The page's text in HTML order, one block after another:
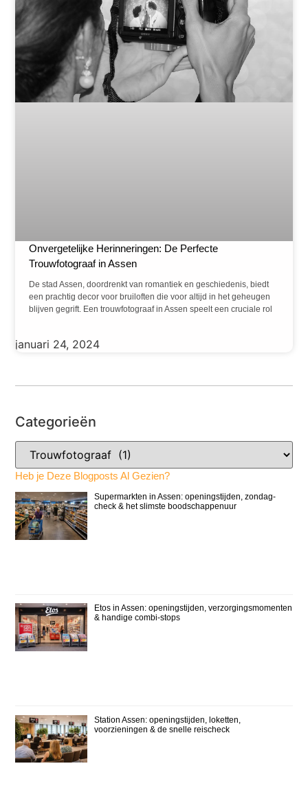
Categorieën
Heb je Deze Blogposts Al Gezien?
Supermarkten in Assen: openingstijden, zondag-
check & het slimste boodschappenuur
Etos in Assen: openingstijden, verzorgingsmomenten
& handige combi-stops
Station Assen: openingstijden, loketten,
voorzieningen & de snelle reischeck
Onvergetelijke Herinneringen: De Perfecte
Trouwfotograaf in Assen
De stad Assen, doordrenkt van romantiek en geschiedenis, biedt
een prachtig decor voor bruiloften die voor altijd in het geheugen
blijven gegrift. Een trouwfotograaf in Assen speelt een cruciale rol
januari 24, 2024